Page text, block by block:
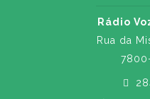
Rádio
Rua da